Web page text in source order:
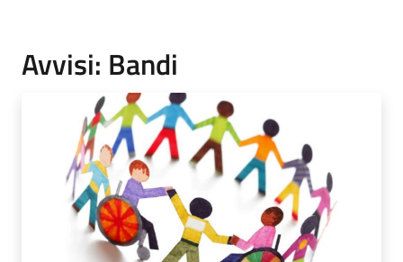
Avvisi: Bandi